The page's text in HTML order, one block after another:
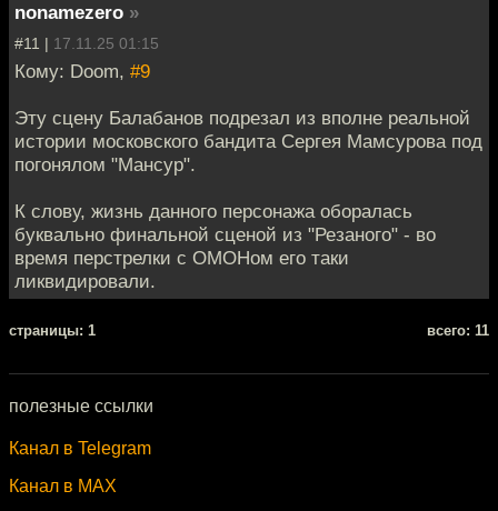
nonamezero »
#11 | 17.11.25 01:15
Кому: Doom, #9
Эту сцену Балабанов подрезал из вполне реальной
истории московского бандита Сергея Мамсурова под
погонялом "Мансур".
К слову, жизнь данного персонажа оборалась
буквально финальной сценой из "Резаного" - во
время перстрелки с ОМОНом его таки
ликвидировали.
cтраницы: 1 всего: 11
полезные ссылки
Канал в Telegram
Канал в MAX